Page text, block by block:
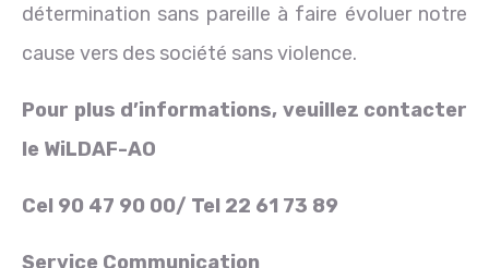
détermination sans pareille à faire évoluer notre
cause vers des société sans violence.
Pour plus d’informations, veuillez contacter
le WiLDAF-AO
Cel 90 47 90 00/ Tel 22 61 73 89
Service Communication